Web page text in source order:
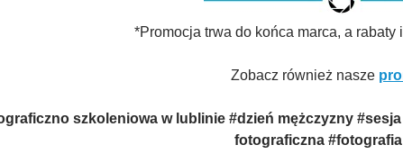
*Promocja trwa do końca marca, a rabaty
Zobacz również nasze
szkoleniowa w lublinie #dzień mężczyzny
fotograficzna